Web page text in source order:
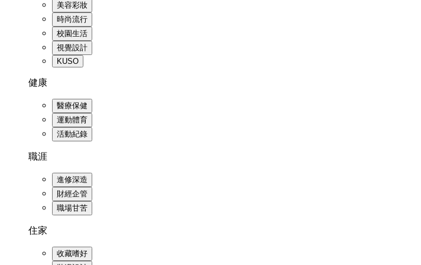
美容彩妝
時尚流行
校園生活
視覺設計
KUSO
健康
醫療保健
運動體育
活動紀錄
職涯
進修深造
財經企管
職場甘苦
住家
收藏嗜好